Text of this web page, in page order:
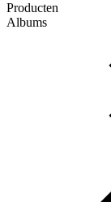
Producten
Albums